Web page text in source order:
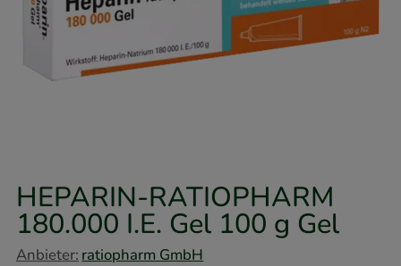
HEPARIN-RATIOPHARM
180.000 I.E. Gel 100 g Gel
Anbieter: ratiopharm GmbH